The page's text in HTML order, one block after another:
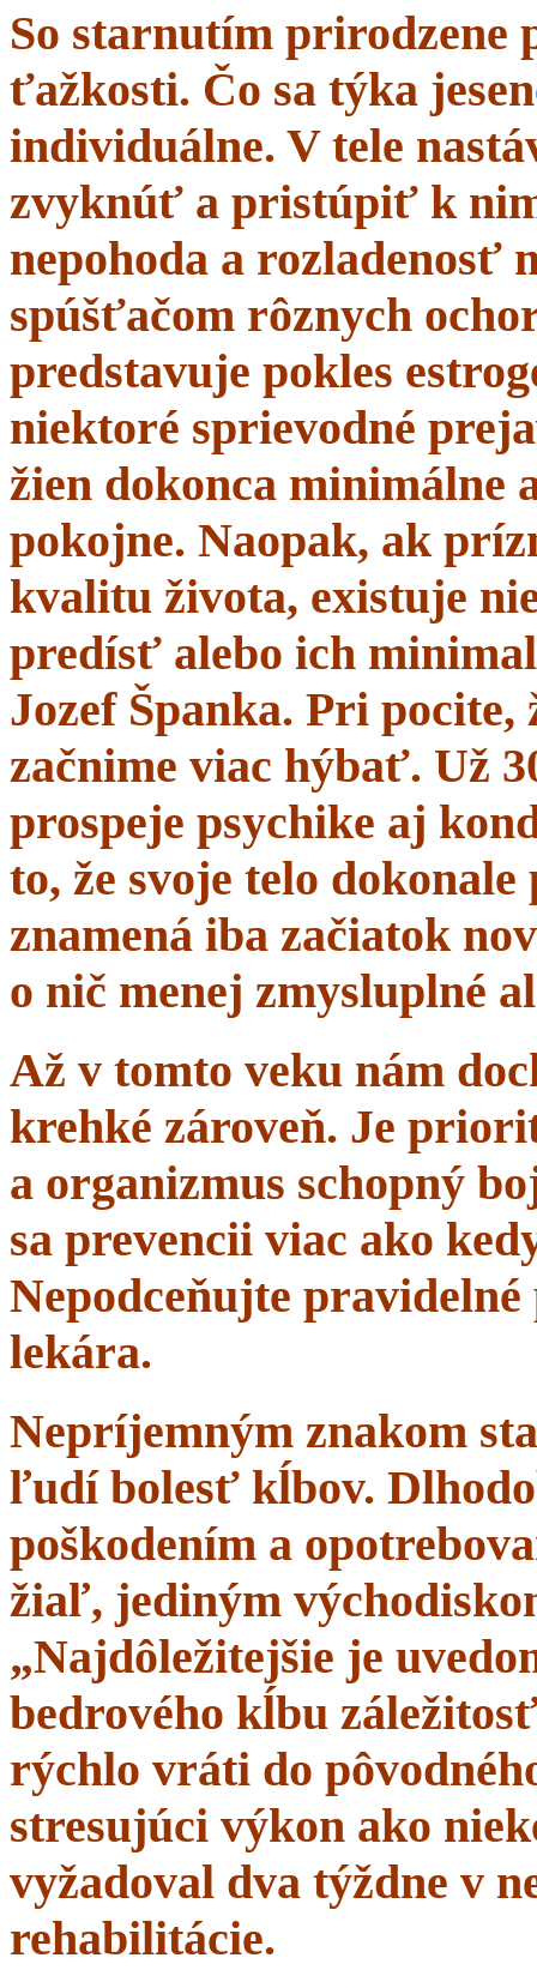
So starnutím prirodzene
ťažkosti. Čo sa týka
individuálne. V tele
zvyknúť a pristúpiť k
nepohoda a
spúšťačom rôznych
predstavuje pokles
niektoré sprievodné
žien dokonca minimálne
pokojne. Naopak, ak
kvalitu života, existuje
predísť alebo ich
Jozef Španka. Pri
začnime viac hýbať. Už
prospeje psychike aj
to, že svoje telo dokonale
znamená iba začiatok
o nič menej zmysluplné
Až v tomto veku nám
krehké zároveň. Je
a organizmus schopný
sa prevencii viac ako
Nepodceňujte
lekára.
Nepríjemným znakom
ľudí bolesť kĺbov.
poškodením a
žiaľ, jediným
„Najdôležitejšie je
bedrového kĺbu
rýchlo vráti do
stresujúci výkon ako
vyžadoval dva týždne v
rehabilitácie.